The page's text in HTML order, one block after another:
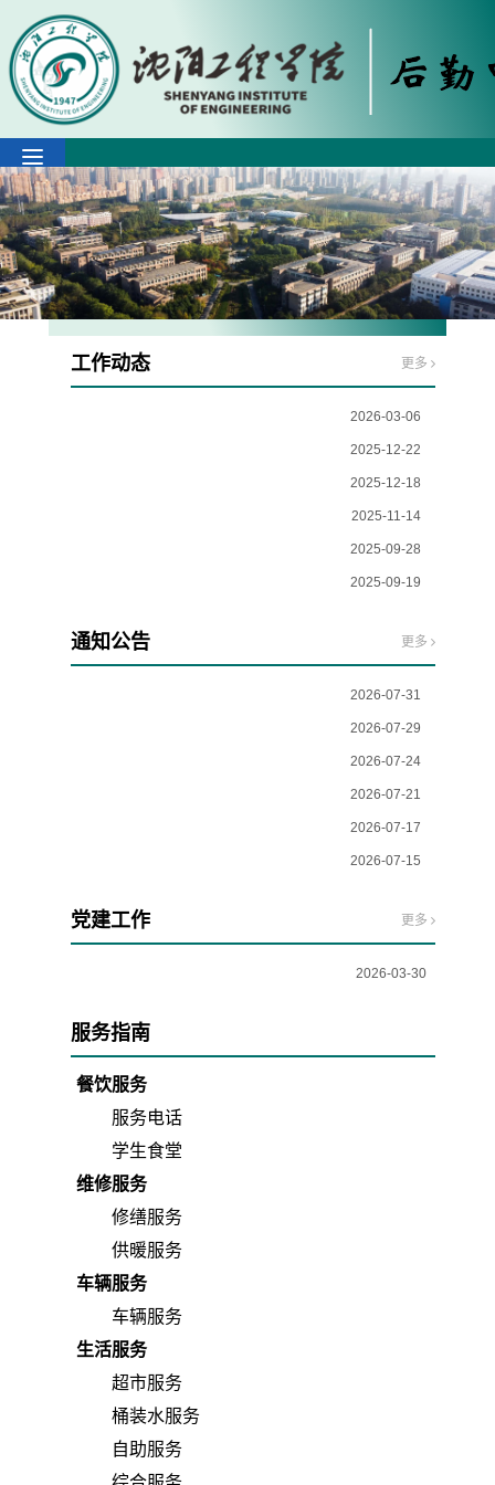
工作动态 更多
2026-03-06
后勤中心召开食品安全工作部署会2025-12-22
后勤中心圆满完成2026硕士研究生招生考试保障任务
2025-12-18
国网沈阳供电公司“上门服务”解难题 电力增容护航学校高质量发展
2025-11-14
后勤中心领导赴陆帆集团考察垃圾分类
2025-09-28
后勤中心在国庆节前开展安全大检查2025-09-19
通知公告 更多
2026-07-31
沈阳工程学院校内消防管更换项目成交公告
2026-07-29
沈阳工程学院校内消防管更换项目的采购变更公告
2026-07-24
沈阳工程学院校内消防管更换项目竞争性谈判公告（二次）
2026-07-21
沈阳工程学院2026年校园食堂排污管道清洗服务项目成交公告
2026-07-17
沈阳工程学院大学科技园南区改造及建设项目造价咨询服务成交公告
2026-07-15
党建工作 更多
2026-03-30
服务指南
餐饮服务
服务电话
学生食堂
维修服务
修缮服务
供暖服务
车辆服务
车辆服务
生活服务
超市服务
桶装水服务
自助服务